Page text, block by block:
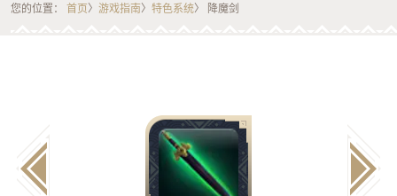
您的位置： 首页〉 游戏指南〉 特色系统〉 降魔剑
b c